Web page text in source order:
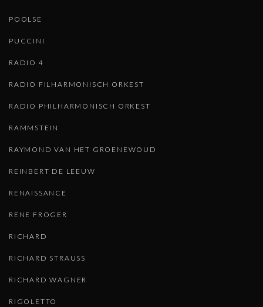
POOLSE
PUCCINI
RADIO 4
RADIO FILHARMONISCH ORKEST
RADIO PHILHARMONISCH ORKEST
RAMMSTEIN
RAYMOND VAN HET GROENEWOUD
REINBERT DE LEEUW
RENAISSANCE
RENE FROGER
RICHARD
RICHARD STRAUSS
RICHARD WAGNER
RIGOLETTO